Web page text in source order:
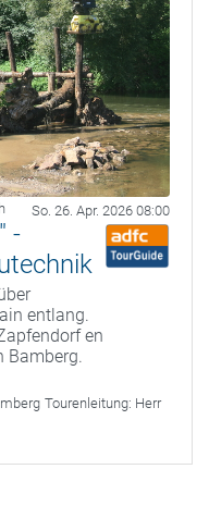
So. 26. Apr. 2026 08:00
-
entlang.
en
Bamberg.
Tourenleitung: Herr